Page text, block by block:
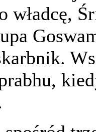
władcę,